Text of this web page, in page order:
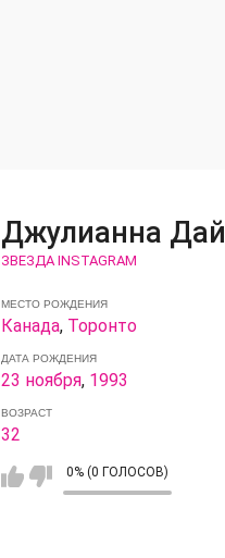
Джулианна Дай
ЗВЕЗДА INSTAGRAM
МЕСТО РОЖДЕНИЯ
Канада, Торонто
ДАТА РОЖДЕНИЯ
23 ноября, 1993
ВОЗРАСТ
32
0% (0 ГОЛОСОВ)